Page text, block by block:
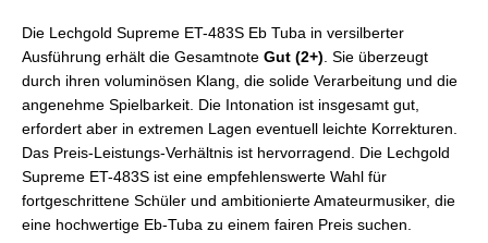
Die Lechgold Supreme ET-483S Eb Tuba in versilberter
Ausführung erhält die Gesamtnote Gut (2+). Sie überzeugt
durch ihren voluminösen Klang, die solide Verarbeitung und die
angenehme Spielbarkeit. Die Intonation ist insgesamt gut,
erfordert aber in extremen Lagen eventuell leichte Korrekturen.
Das Preis-Leistungs-Verhältnis ist hervorragend. Die Lechgold
Supreme ET-483S ist eine empfehlenswerte Wahl für
fortgeschrittene Schüler und ambitionierte Amateurmusiker, die
eine hochwertige Eb-Tuba zu einem fairen Preis suchen.